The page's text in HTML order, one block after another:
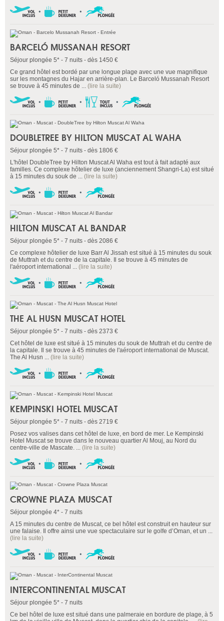
BARCELÓ MUSSANAH RESORT
Séjour plongée 5* - 7 nuits - dès 1450 €
Ce grand hôtel est bordé par une longue plage avec une vue magnifique
sur les montagnes du Hajar en arrière-plan. Le Barceló Mussanah Resort
se trouve à 45 minutes de ... (lire la suite)
DOUBLETREE BY HILTON MUSCAT AL WAHA
Séjour plongée 5* - 7 nuits - dès 1806 €
L'hôtel DoubleTree by Hilton Muscat Al Waha est tout à fait adapté aux
familles. Ce complexe hôtelier de luxe (anciennement Shangri-La) est situé
à 15 minutes du souk de ... (lire la suite)
HILTON MUSCAT AL BANDAR
Séjour plongée 5* - 7 nuits - dès 2086 €
Ce complexe hôtelier de luxe Barr Al Jissah est situé à 15 minutes du souk
de Muttrah et du centre de la capitale. Il se trouve à 45 minutes de
l'aéroport international ... (lire la suite)
THE AL HUSN MUSCAT HOTEL
Séjour plongée 5* - 7 nuits - dès 2373 €
Cet hôtel de luxe est situé à 15 minutes du souk de Muttrah et du centre de
la capitale. Il se trouve à 45 minutes de l'aéroport international de Muscat.
The Al Husn ... (lire la suite)
KEMPINSKI HOTEL MUSCAT
Séjour plongée 5* - 7 nuits - dès 2719 €
Posez vos valises dans cet hôtel de luxe, en bord de mer. Le Kempinski
Hotel Muscat se trouve dans le nouveau quartier Al Mouj, au Nord du
centre-ville de Mascate. ... (lire la suite)
CROWNE PLAZA MUSCAT
Séjour plongée 4* - 7 nuits
A 15 minutes du centre de Muscat, ce bel hôtel est construit en hauteur sur
une falaise. Il offre ainsi une vue spectaculaire sur le golfe d’Oman, et un ...
(lire la suite)
INTERCONTINENTAL MUSCAT
Séjour plongée 5* - 7 nuits
Ce bel hôtel de luxe est situé dans une palmeraie en bordure de plage, à 5